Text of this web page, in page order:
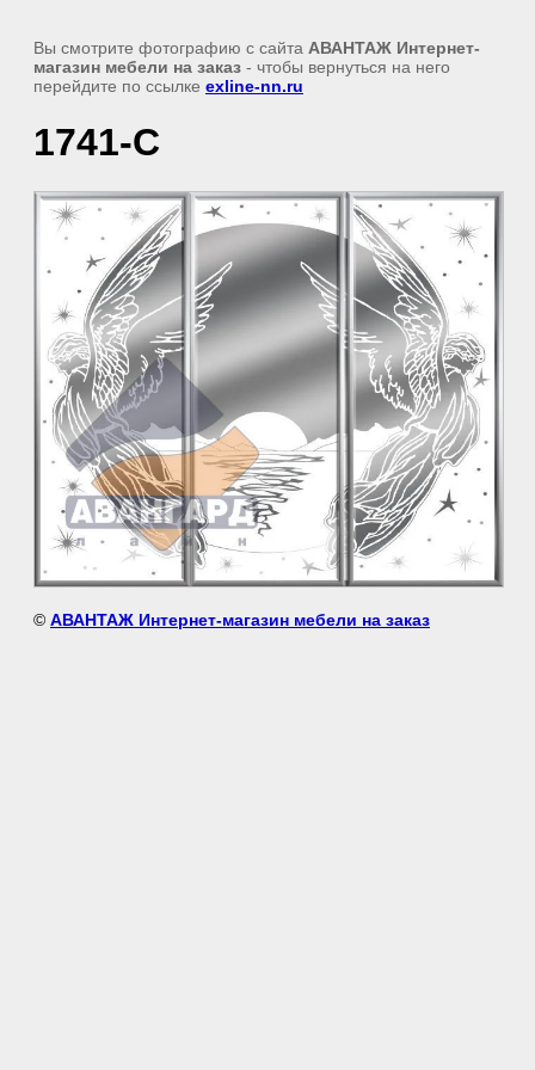
Вы смотрите фотографию с сайта АВАНТАЖ Интернет-
магазин мебели на заказ - чтобы вернуться на него
перейдите по ссылке exline-nn.ru
1741-С
© АВАНТАЖ Интернет-магазин мебели на заказ